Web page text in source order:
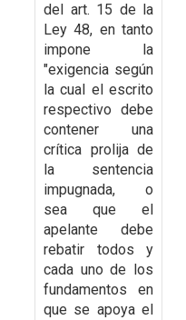
del art. 15 de la
Ley 48, en tanto
impone la
"exigencia según
la cual el escrito
respectivo debe
contener una
crítica prolija de
la sentencia
impugnada, o
sea que el
apelante debe
rebatir todos y
cada uno de los
fundamentos en
que se apoya el